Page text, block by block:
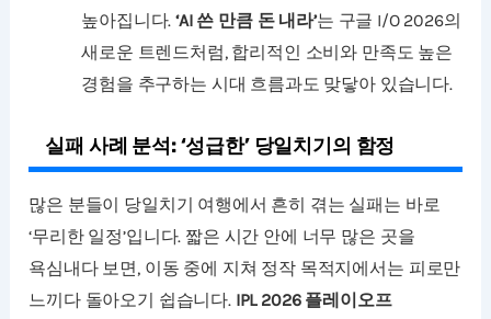
높아집니다.‘AI 쓴 만큼 돈 내라’는 구글 I/O 2026의
새로운 트렌드처럼, 합리적인 소비와 만족도 높은
경험을 추구하는 시대 흐름과도 맞닿아 있습니다.
실패 사례 분석: ‘성급한’ 당일치기의 함정
많은 분들이 당일치기 여행에서 흔히 겪는 실패는 바로
‘무리한 일정’입니다. 짧은 시간 안에 너무 많은 곳을
욕심내다 보면, 이동 중에 지쳐 정작 목적지에서는 피로만
느끼다 돌아오기 쉽습니다. IPL 2026 플레이오프